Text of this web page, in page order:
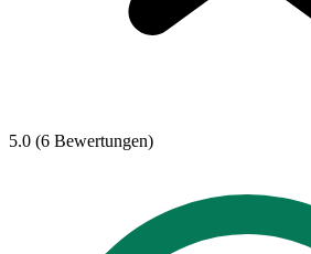
5.0 (6 Bewertungen)